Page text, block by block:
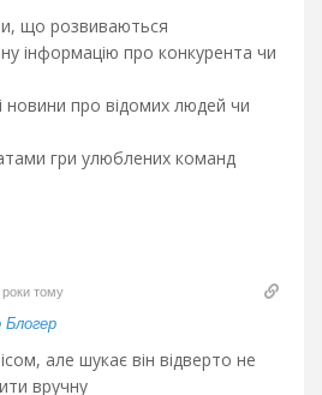
що розвиваються
інформацію про конкурента чи
новини про відомих людей чи
гри улюблених команд
роки тому
але шукає він відверто не
вручну